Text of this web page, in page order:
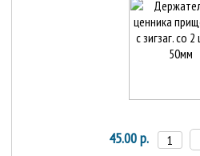
45.00 р.